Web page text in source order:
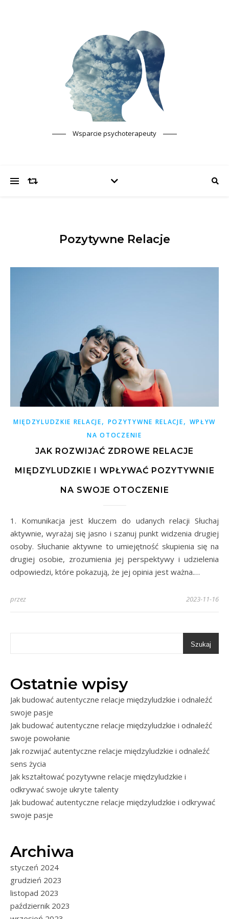
Wsparcie psychoterapeuty
Pozytywne Relacje
MIĘDZYLUDZKIE RELACJE, POZYTYWNE RELACJE, WPŁYW
NA OTOCZENIE
JAK ROZWIJAĆ ZDROWE RELACJE
MIĘDZYLUDZKIE I WPŁYWAĆ POZYTYWNIE
NA SWOJE OTOCZENIE
1. Komunikacja jest kluczem do udanych relacji Słuchaj
aktywnie, wyrażaj się jasno i szanuj punkt widzenia drugiej
osoby. Słuchanie aktywne to umiejętność skupienia się na
drugiej osobie, zrozumienia jej perspektywy i udzielenia
odpowiedzi, które pokazują, że jej opinia jest ważna.…
przez 2023-11-16
Szukaj
Ostatnie wpisy
Jak budować autentyczne relacje międzyludzkie i odnaleźć
swoje pasje
Jak budować autentyczne relacje międzyludzkie i odnaleźć
swoje powołanie
Jak rozwijać autentyczne relacje międzyludzkie i odnaleźć
sens życia
Jak kształtować pozytywne relacje międzyludzkie i
odkrywać swoje ukryte talenty
Jak budować autentyczne relacje międzyludzkie i odkrywać
swoje pasje
Archiwa
styczeń 2024
grudzień 2023
listopad 2023
październik 2023